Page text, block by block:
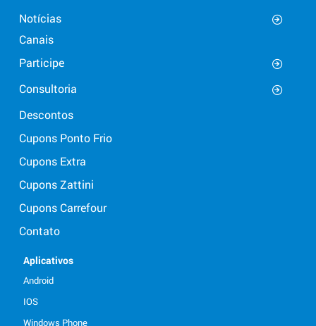
Notícias
Canais
Participe
Consultoria
Descontos
Cupons Ponto Frio
Cupons Extra
Cupons Zattini
Cupons Carrefour
Contato
Aplicativos
Android
IOS
Windows Phone